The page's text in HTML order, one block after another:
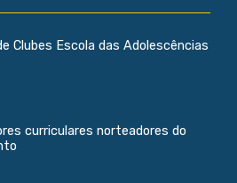
Clubes Escola das Adolescências
curriculares norteadores do